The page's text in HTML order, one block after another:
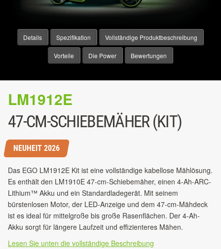
Details Spezifikation Vollständige Produktbeschreibung
Vorteile Die Power Bewertungen
LM1912E
47-CM-SCHIEBEMÄHER (KIT)
NEUHEIT 2026
Das EGO LM1912E Kit ist eine vollständige kabellose Mählösung.
Es enthält den LM1910E 47-cm-Schiebemäher, einen 4-Ah-ARC-
Lithium™ Akku und ein Standardladegerät. Mit seinem
bürstenlosen Motor, der LED-Anzeige und dem 47-cm-Mähdeck
ist es ideal für mittelgroße bis große Rasenflächen. Der 4-Ah-
Akku sorgt für längere Laufzeit und effizienteres Mähen.
Lesen Sie unten die vollständige Beschreibung